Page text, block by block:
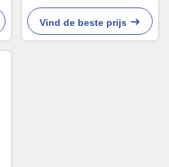
IP67 HART-
temperatuurzender
Vind de beste prijs